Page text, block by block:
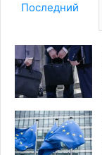
Последний